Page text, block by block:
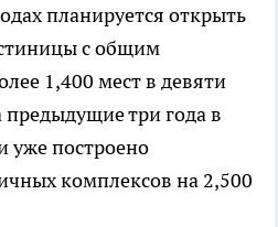
планируется открыть
с общим
1,400 мест в девяти
три года в
уже построено
комплексов на 2,500